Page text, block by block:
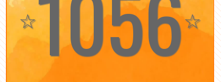
☆ ☆